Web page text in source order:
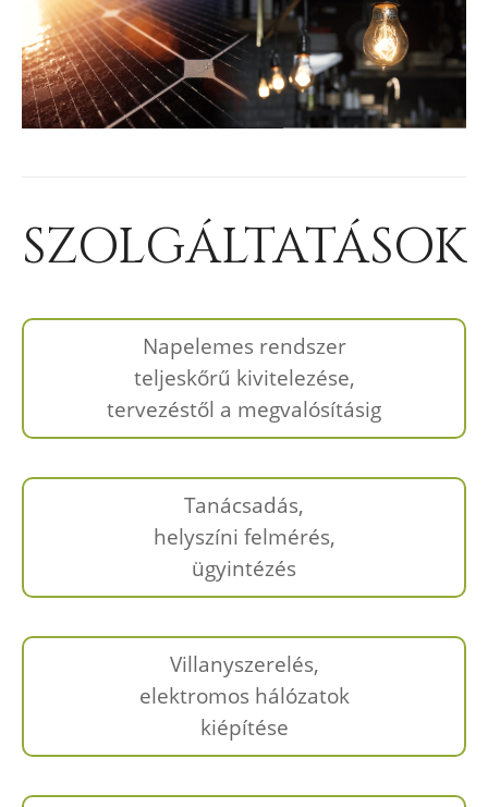
SZOLGÁLTATÁSOK
Napelemes rendszer
teljeskőrű kivitelezése,
tervezéstől a megvalósításig
Tanácsadás,
helyszíni felmérés,
ügyintézés
Villanyszerelés,
elektromos hálózatok
kiépítése